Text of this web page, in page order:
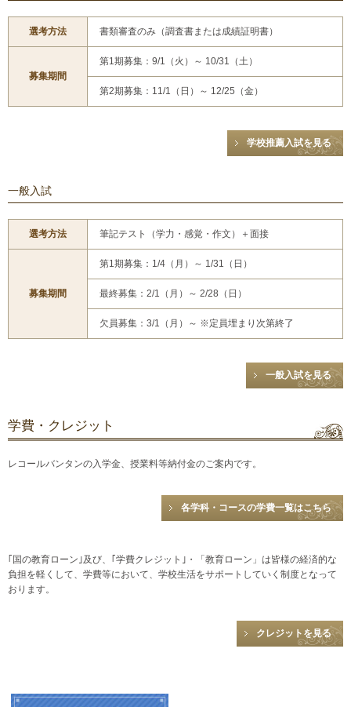
選考方法 書類審査のみ（調査書または成績証明書）
募集期間
第1期募集：9/1（火）～ 10/31（土）
第2期募集：11/1（日）～ 12/25（金）
学校推薦入試を見る
一般入試
選考方法 筆記テスト（学力・感覚・作文）＋面接
募集期間
第1期募集：1/4（月）～ 1/31（日）
最終募集：2/1（月）～ 2/28（日）
欠員募集：3/1（月）～ ※定員埋まり次第終了
一般入試を見る
学費・クレジット
レコールバンタンの入学金、授業料等納付金のご案内です。
各学科・コースの学費一覧はこちら
｢国の教育ローン｣及び、｢学費クレジット｣・「教育ローン」は皆様の経済的な
負担を軽くして、学費等において、学校生活をサポートしていく制度となって
おります。
クレジットを見る